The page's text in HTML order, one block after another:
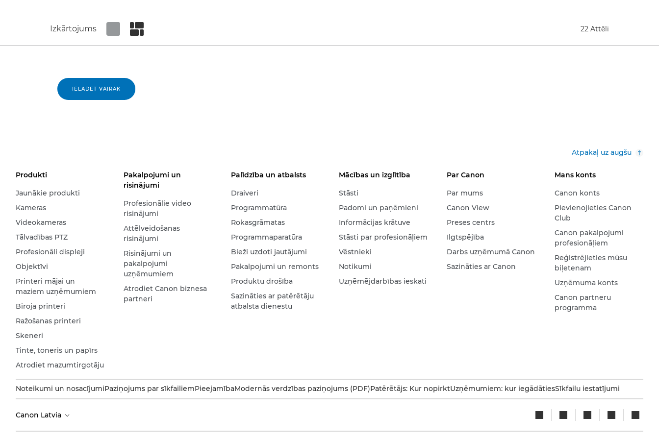
Izkārtojums 22 Attēli
IELĀDĒT VAIRĀK
Atpakaļ uz augšu
Produkti
Jaunākie produkti
Kameras
Videokameras
Tālvadības PTZ
Profesionāli displeji
Objektīvi
Printeri mājai un
maziem uzņēmumiem
Biroja printeri
Ražošanas printeri
Skeneri
Tinte, toneris un papīrs
Atrodiet mazumtirgotāju
Pakalpojumi un
risinājumi
Profesionālie video
risinājumi
Attēlveidošanas
risinājumi
Risinājumi un
pakalpojumi
uzņēmumiem
Atrodiet Canon biznesa
partneri
Palīdzība un atbalsts
Draiveri
Programmatūra
Rokasgrāmatas
Programmaparatūra
Bieži uzdoti jautājumi
Pakalpojumi un remonts
Produktu drošība
Sazināties ar patērētāju
atbalsta dienestu
Mācības un izglītība
Stāsti
Padomi un paņēmieni
Informācijas krātuve
Stāsti par profesionāļiem
Vēstnieki
Notikumi
Uzņēmējdarbības ieskati
Par Canon
Par mums
Canon View
Preses centrs
Ilgtspējība
Darbs uzņēmumā Canon
Sazināties ar Canon
Mans konts
Canon konts
Pievienojieties Canon
Club
Canon pakalpojumi
profesionāļiem
Reģistrējieties mūsu
biļetenam
Uzņēmuma konts
Canon partneru
programma
Noteikumi un nosacījumiPaziņojums par sīkfailiemPieejamībaModernās verdzības paziņojums (PDF)Patērētājs: Kur nopirktUzņēmumiem: kur iegādātiesSīkfailu iestatījumi
Canon Latvia